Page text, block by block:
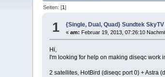
Seiten: [1]
1 {Single, Dual, Quad} Sundtek
«am: Februar 19, 2013, 07:26:10
Hi,
I'm looking for help on making diseqc work
2 satellites, HotBird (diseqc port 0) + Astra